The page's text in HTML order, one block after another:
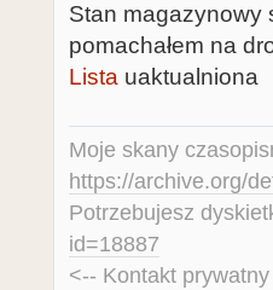
Stan magazynowy
pomachałem na
Lista uaktualniona
Moje skany
https://archive.org/
Potrzebujesz
id=18887
<-- Kontakt